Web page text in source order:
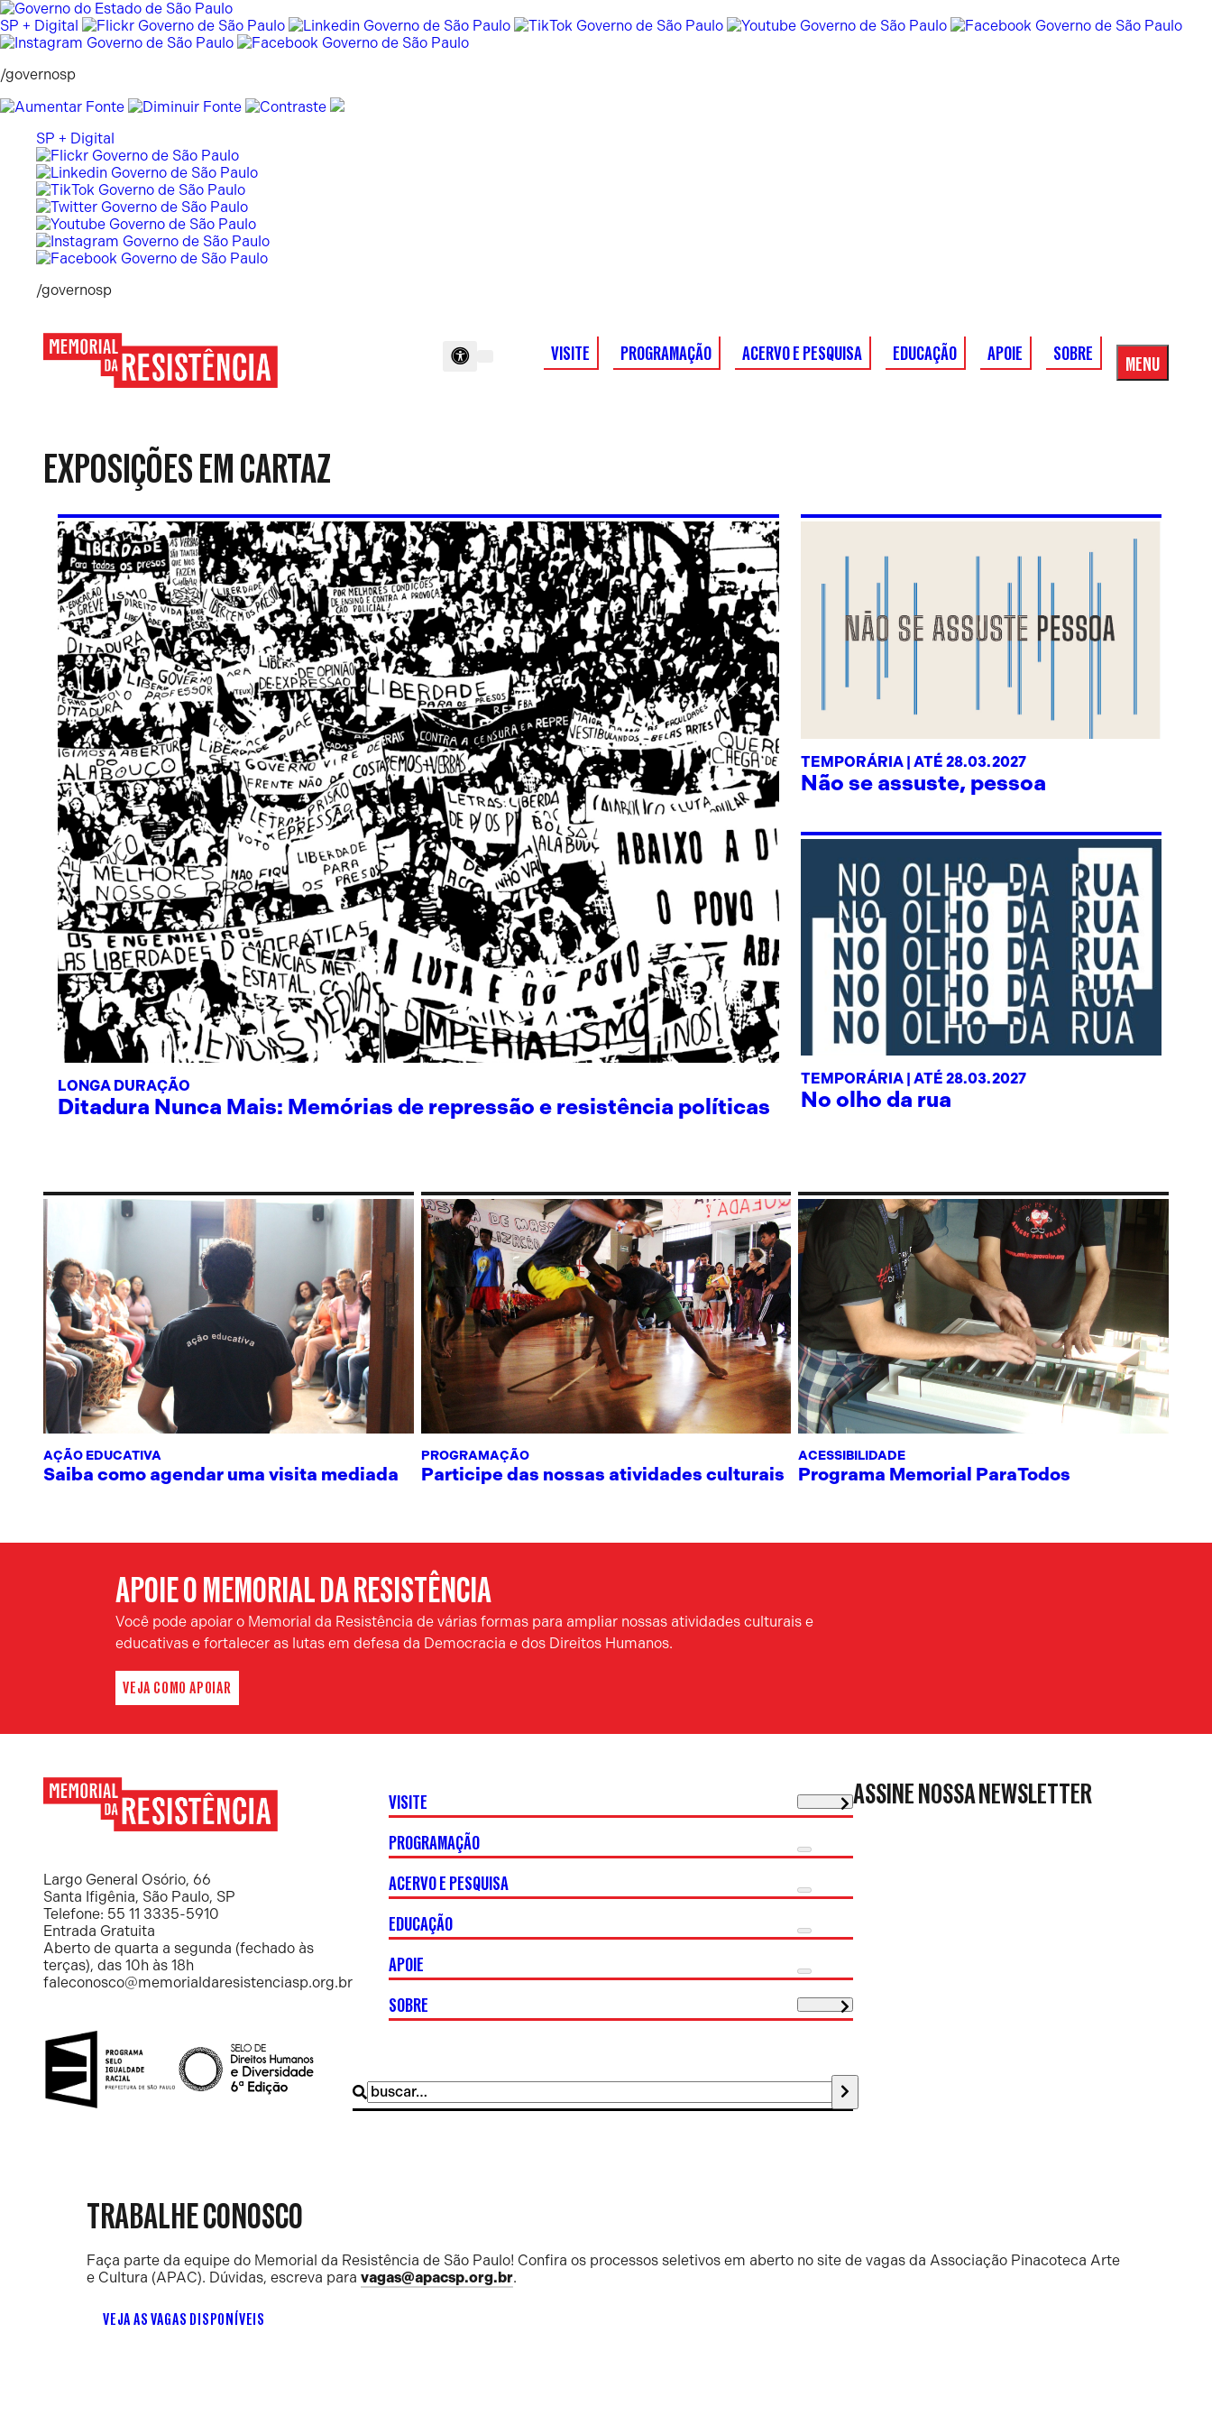
Pular
para
o
SP + Digital
/governosp
SP + Digital
/governosp
VISITE PROGRAMAÇÃO ACERVO E PESQUISA EDUCAÇÃO APOIE SOBRE MENU
Menu
EXPOSIÇÕES EM CARTAZ
LONGA DURAÇÃO
Ditadura Nunca Mais: Memórias de repressão e resistência políticas
TEMPORÁRIA | ATÉ 28.03.2027
Não se assuste, pessoa
TEMPORÁRIA | ATÉ 28.03.2027
No olho da rua
AÇÃO EDUCATIVA
Saiba como agendar uma visita mediada
PROGRAMAÇÃO
Participe das nossas atividades culturais
ACESSIBILIDADE
Programa Memorial ParaTodos
APOIE O MEMORIAL DA RESISTÊNCIA
Você pode apoiar o Memorial da Resistência de várias formas para ampliar nossas atividades culturais e
educativas e fortalecer as lutas em defesa da Democracia e dos Direitos Humanos.
VEJA COMO APOIAR
Resistência
Largo General Osório, 66
Santa Ifigênia, São Paulo, SP
Telefone: 55 11 3335-5910
Entrada Gratuita
Aberto de quarta a segunda (fechado às
terças), das 10h às 18h
faleconosco@memorialdaresistenciasp.org.br
Buscar
por:
VISITE
PROGRAMAÇÃO
ACERVO E PESQUISA
EDUCAÇÃO
APOIE
SOBRE
ASSINE NOSSA NEWSLETTER
TRABALHE CONOSCO
Faça parte da equipe do Memorial da Resistência de São Paulo! Confira os processos seletivos em aberto no site de vagas da Associação Pinacoteca Arte
e Cultura (APAC). Dúvidas, escreva para vagas@apacsp.org.br.
VEJA AS VAGAS DISPONÍVEIS